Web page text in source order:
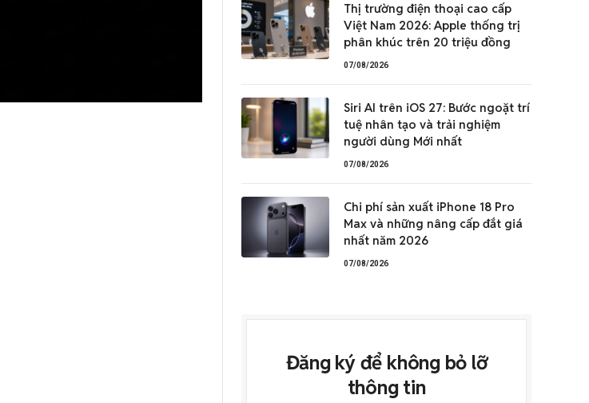
Thị trường điện thoại cao cấp
Việt Nam 2026: Apple thống trị
phân khúc trên 20 triệu đồng
07/08/2026
Siri AI trên iOS 27: Bước ngoặt trí
tuệ nhân tạo và trải nghiệm
người dùng Mới nhất
07/08/2026
Chi phí sản xuất iPhone 18 Pro
Max và những nâng cấp đắt giá
nhất năm 2026
07/08/2026
Đăng ký để không bỏ lỡ
thông tin